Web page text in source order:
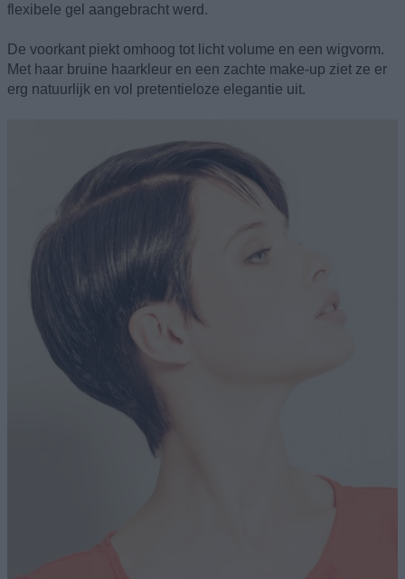
flexibele gel aangebracht werd.
De voorkant piekt omhoog tot licht volume en een wigvorm.
Met haar bruine haarkleur en een zachte make-up ziet ze er
erg natuurlijk en vol pretentieloze elegantie uit.